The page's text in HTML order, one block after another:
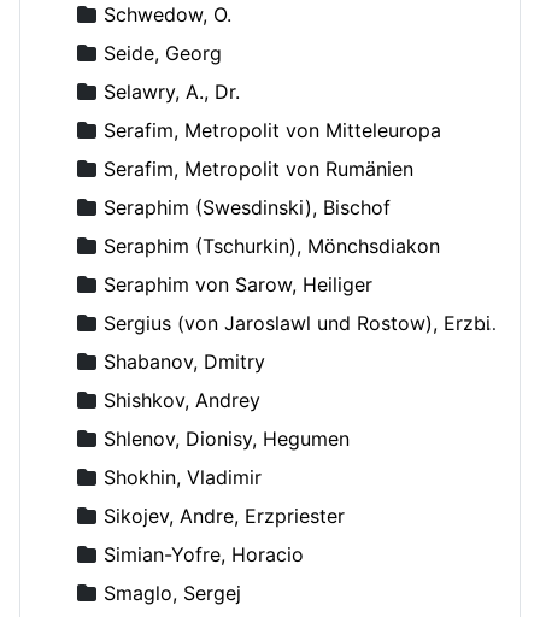
Schwedow, O.
Seide, Georg
Selawry, A., Dr.
Serafim, Metropolit von Mitteleuropa
Serafim, Metropolit von Rumänien
Seraphim (Swesdinski), Bischof
Seraphim (Tschurkin), Mönchsdiakon
Seraphim von Sarow, Heiliger
Sergius (von Jaroslawl und Rostow), Erzbischof
Shabanov, Dmitry
Shishkov, Andrey
Shlenov, Dionisy, Hegumen
Shokhin, Vladimir
Sikojev, Andre, Erzpriester
Simian-Yofre, Horacio
Smaglo, Sergej